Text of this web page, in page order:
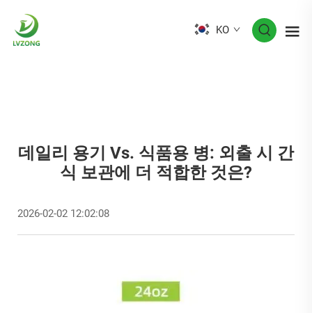
KO
데일리 용기 Vs. 식품용 병: 외출 시 간
식 보관에 더 적합한 것은?
2026-02-02 12:02:08